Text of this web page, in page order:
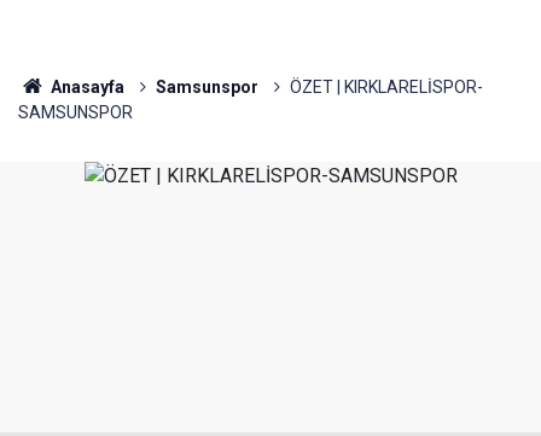
Anasayfa Samsunspor
ÖZET | KIRKLARELİSPOR-
SAMSUNSPOR